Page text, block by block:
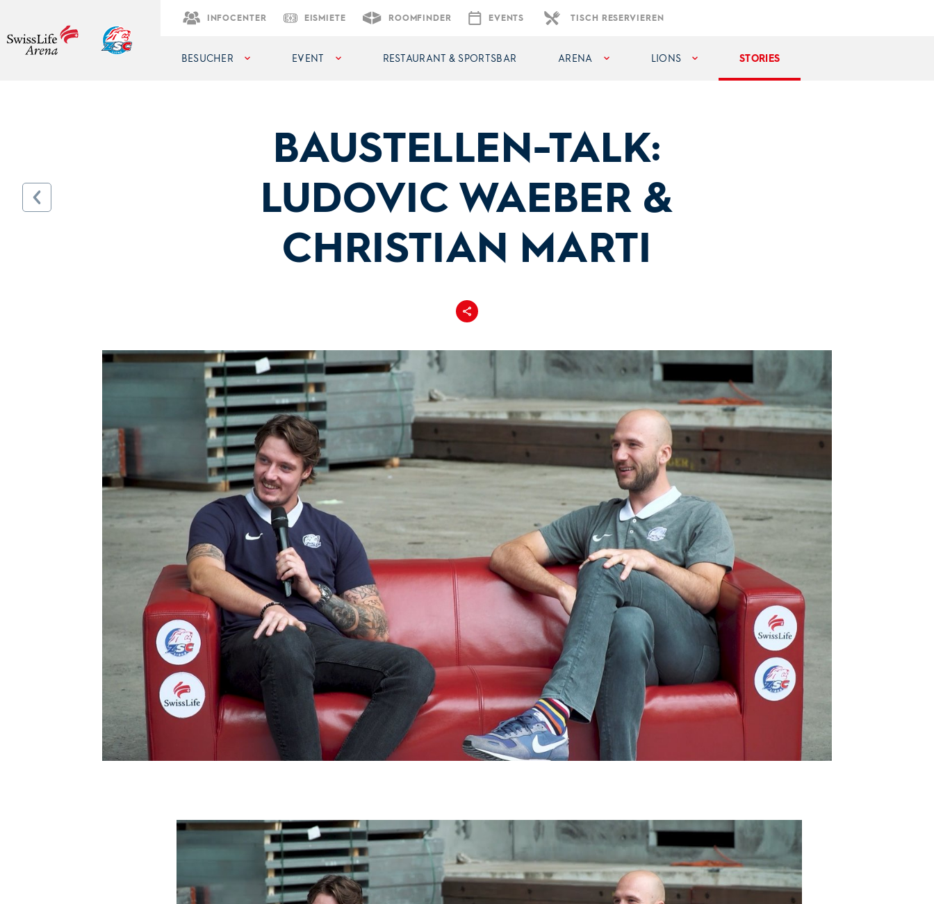
INFOCENTER EISMIETE ROOMFINDER EVENTS TISCH RESERVIEREN
BESUCHER EVENT RESTAURANT & SPORTSBAR ARENA LIONS STORIES
BAUSTELLEN-TALK:
LUDOVIC WAEBER &
CHRISTIAN MARTI
Teilen